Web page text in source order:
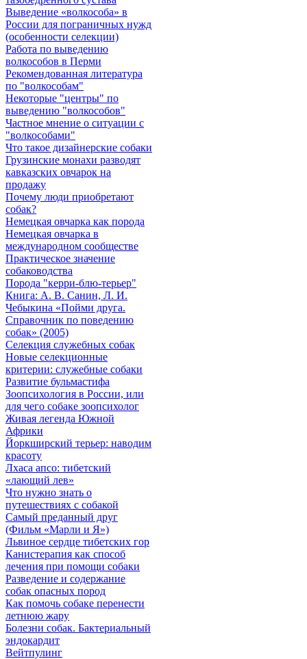
Выведение «волкособа» в
России для пограничных нужд
(особенности селекции)
Работа по выведению
волкособов в Перми
Рекомендованная литература
по "волкособам"
Некоторые "центры" по
выведению "волкособов"
Частное мнение о ситуации с
"волкособами"
Что такое дизайнерские собаки
Грузинские монахи разводят
кавказских овчарок на
продажу
Почему люди приобретают
собак?
Немецкая овчарка как порода
Немецкая овчарка в
международном сообществе
Практическое значение
собаководства
Порода "керри-блю-терьер"
Книга: А. В. Санин, Л. И.
Чебыкина «Пойми друга.
Справочник по поведению
собак» (2005)
Селекция служебных собак
Новые селекционные
критерии: служебные собаки
Развитие бульмастифа
Зоопсихология в России, или
для чего собаке зоопсихолог
Живая легенда Южной
Африки
Йоркширский терьер: наводим
красоту
Лхаса апсо: тибетский
«лающий лев»
Что нужно знать о
путешествиях с собакой
Самый преданный друг
(Фильм «Марли и Я»)
Львиное сердце тибетских гор
Канистерапия как способ
лечения при помощи собаки
Разведение и содержание
собак опасных пород
Как помочь собаке перенести
летнюю жару
Болезни собак. Бактериальный
эндокардит
Вейтпулинг